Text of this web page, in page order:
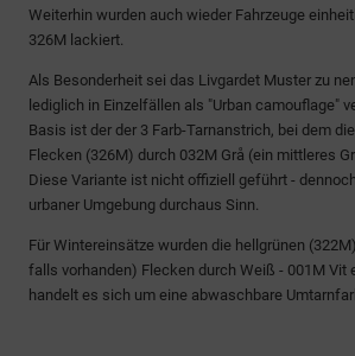
Weiterhin wurden auch wieder Fahrzeuge
326M lackiert.
Als Besonderheit sei das Livgardet Muster zu
lediglich in Einzelfällen als "Urban camouflage"
Basis ist der der 3 Farb-Tarnanstrich, bei dem
Flecken (326M) durch 032M Grå (ein mittleres
Diese Variante ist nicht offiziell geführt -
urbaner Umgebung durchaus Sinn.
Für Wintereinsätze wurden die hellgrünen
falls vorhanden) Flecken durch Weiß - 001M Vit
handelt es sich um eine abwaschbare